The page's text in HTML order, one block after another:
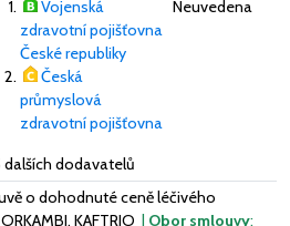
Vojenská
zdravotní pojišťovna
České republiky
Česká
průmyslová
zdravotní pojišťovna
dalších dodavatelů
Neuvedena
o dohodnuté ceně léčivého
KAFTRIO | Obor smlouvy: